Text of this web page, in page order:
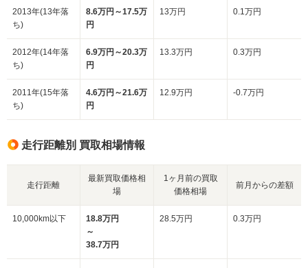
2013年(13年落
ち)
8.6万円～17.5万
円
13万円 0.1万円
2012年(14年落
ち)
6.9万円～20.3万
円
13.3万円 0.3万円
2011年(15年落
ち)
4.6万円～21.6万
円
12.9万円 -0.7万円
走行距離別 買取相場情報
走行距離
最新買取価格相
場
1ヶ月前の買取
価格相場
前月からの差額
10,000km以下
18.8万円
～
38.7万円
28.5万円 0.3万円